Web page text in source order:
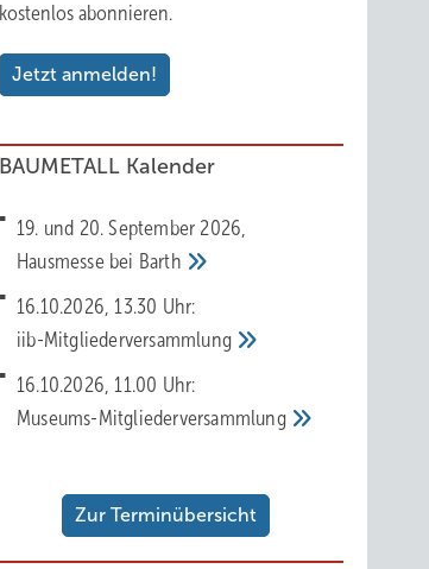
kostenlos abonnieren.
Jetzt anmelden!
BAUMETALL Kalender
19. und 20. September 2026,
Hausmesse bei Barth
16.10.2026, 13.30 Uhr:
iib-Mitgliederversammlung
16.10.2026, 11.00 Uhr:
Museums-Mitgliederversammlung
Zur Terminübersicht